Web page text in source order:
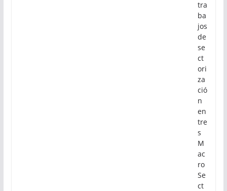
tra
ba
jos
de
se
ct
ori
za
ció
n
en
tre
s
M
ac
ro
Se
ct